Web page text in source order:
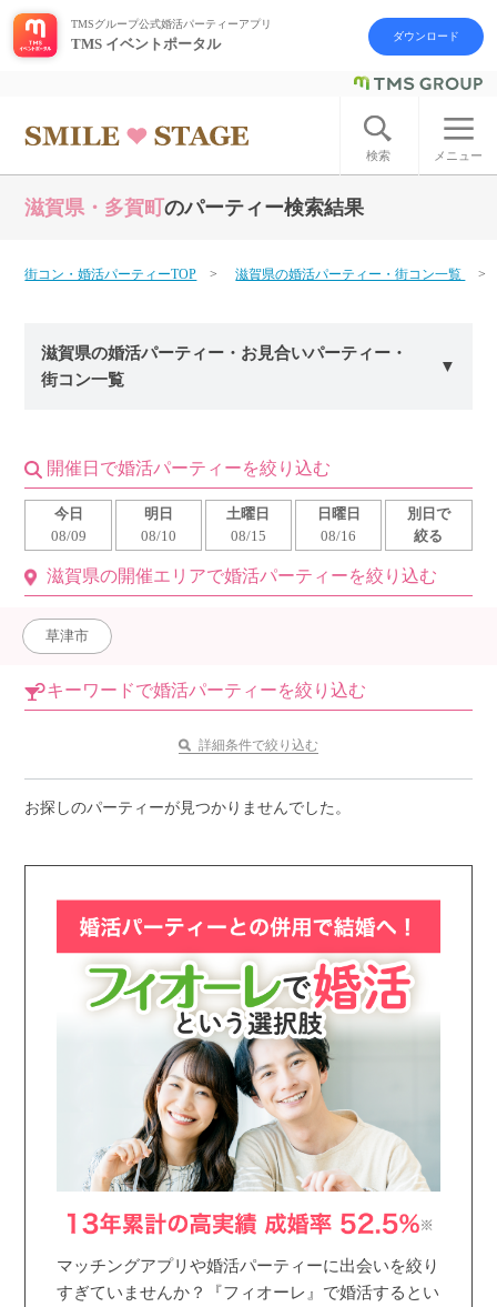
ログイン アカウント登録
はじめての方へ
今週の婚活パーティー
よくあるご質問
お問い合わせ
利用規約
個人情報保護方針launch
子どもの安全基準に関するポリシー
公式アカウントで最新情報を配信中！
約1,300店の中から
おすすめの優良結婚相談所をご紹介
個人情報保護のため
プライバシーマークを取得しております
TMSグループ公式婚活パーティーアプリ
TMS イベントポータル ダウンロード
検索 メニュー
滋賀県・多賀町のパーティー検索結果
街コン・婚活パーティーTOP 滋賀県の婚活パーティー・街コン一覧
滋賀県の婚活パーティー・お見合いパーティー・
街コン一覧
開催日で婚活パーティーを絞り込む
今日
08/09
明日
08/10
土曜日
08/15
日曜日
08/16
別日で
絞る
滋賀県の開催エリアで婚活パーティーを絞り込む
草津市
キーワードで婚活パーティーを絞り込む
詳細条件で絞り込む
お探しのパーティーが見つかりませんでした。
マッチングアプリや婚活パーティーに出会いを絞り
すぎていませんか？『フィオーレ』で婚活するとい